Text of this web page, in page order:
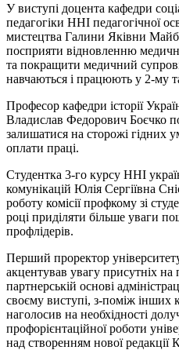
У виступі доцента кафедри
педагогіки ННІ педагогічної
мистецтва Галини Яківни
посприяти відновленню
та покращити медичний
навчаються і працюють у 2-му
Професор кафедри історії
Владислав Федорович Боєчко
залишатися на сторожі гідних
оплати праці.
Студентка 3-го курсу ННІ
комунікацій Юлія Сергіївна
роботу комісії профкому зі
році приділяти більше уваги
профлідерів.
Перший проректор
акцентував увагу присутніх на
партнерській основі
своєму виступі, з-поміж інших
наголосив на необхідності
профорієнтаційної роботи
над створенням нової редакції